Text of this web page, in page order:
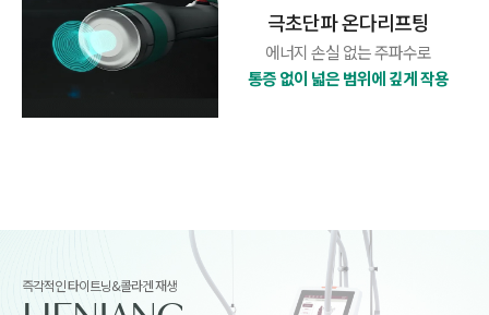
극초단파 온다리프팅
에너지 손실 없는 주파수로
통증 없이 넓은 범위에 깊게 작용
즉각적인 타이트닝&콜라겐 재생